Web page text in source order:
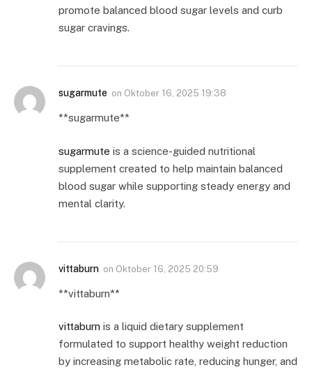
promote balanced blood sugar levels and curb
sugar cravings.
sugarmute on Oktober 16, 2025 19:38
**sugarmute**
sugarmute is a science-guided nutritional
supplement created to help maintain balanced
blood sugar while supporting steady energy and
mental clarity.
vittaburn on Oktober 16, 2025 20:59
** vittaburn**
vittaburn is a liquid dietary supplement
formulated to support healthy weight reduction
by increasing metabolic rate, reducing hunger, and